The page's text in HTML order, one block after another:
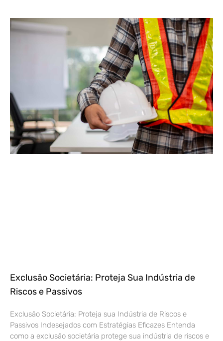
Exclusão Societária: Proteja Sua Indústria de
Riscos e Passivos
Exclusão Societária: Proteja sua Indústria de Riscos e
Passivos Indesejados com Estratégias Eficazes Entenda
como a exclusão societária protege sua indústria de riscos e